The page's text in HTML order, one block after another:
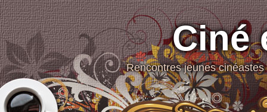
Ciné
Rencontres jeunes